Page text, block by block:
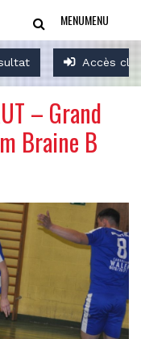
Accès
MENUMENU
– Grand
Braine B